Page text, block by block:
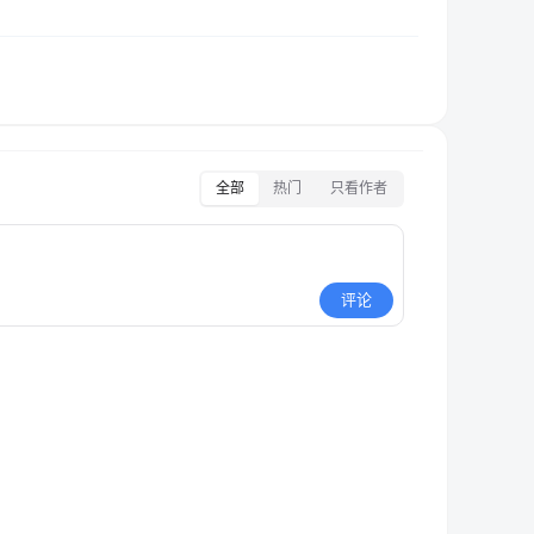
全部 热门 只看作者
评论